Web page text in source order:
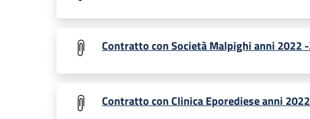
Contratto con Società Malpighi anni
Contratto con Clinica Eporediese anni